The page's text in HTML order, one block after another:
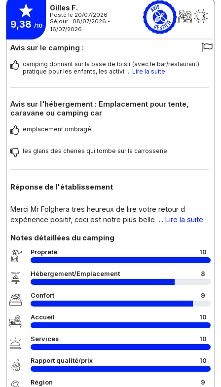
9,38 /10
Gilles F.
Posté le 20/07/2026
Séjour : 08/07/2026 -
16/07/2026
Avis sur le camping :
camping donnant sur la base de loisir (avec le bar/restaurant)
pratique pour les enfants, les activi ... Lire la suite
Avis sur l'hébergement : Emplacement pour tente,
caravane ou camping car
emplacement ombragé
les glans des chenes qui tombe sur la carrosserie
Réponse de l'établissement
Merci Mr Folghera tres heureux de lire votre retour d
expérience positif, ceci est notre plus belle ... Lire la suite
Notes détaillées du camping
Propreté 10
Hébergement/Emplacement 8
Confort 9
Accueil 10
Services 10
Rapport qualité/prix 10
Région 9